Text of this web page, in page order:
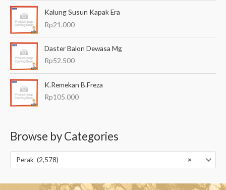
Kalung Susun Kapak Era
Rp21.000
Daster Balon Dewasa Mg
Rp52.500
K.Remekan B.Freza
Rp105.000
Browse by Categories
×
Perak (2,578)